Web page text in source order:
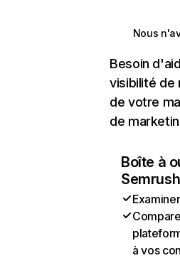
Nous
Besoin
visibilité de
de votre
de
Boîte à
à vos